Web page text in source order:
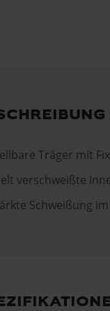
Träger mit
verschweißte
Schweißung